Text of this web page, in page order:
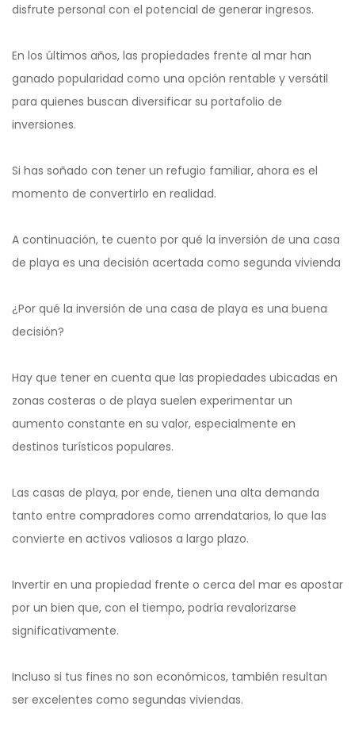
disfrute personal con el potencial de generar ingresos.
En los últimos años, las propiedades frente al mar han
ganado popularidad como una opción rentable y versátil
para quienes buscan diversificar su portafolio de
inversiones.
Si has soñado con tener un refugio familiar, ahora es el
momento de convertirlo en realidad.
A continuación, te cuento por qué la inversión de una casa
de playa es una decisión acertada como segunda vivienda
¿Por qué la inversión de una casa de playa es una buena
decisión?
Hay que tener en cuenta que las propiedades ubicadas en
zonas costeras o de playa suelen experimentar un
aumento constante en su valor, especialmente en
destinos turísticos populares.
Las casas de playa, por ende, tienen una alta demanda
tanto entre compradores como arrendatarios, lo que las
convierte en activos valiosos a largo plazo.
Invertir en una propiedad frente o cerca del mar es apostar
por un bien que, con el tiempo, podría revalorizarse
significativamente.
Incluso si tus fines no son económicos, también resultan
ser excelentes como segundas viviendas.